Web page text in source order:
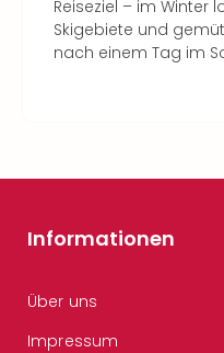
Reiseziel – im Winter
Skigebiete und
nach einem Tag im
Informationen
Über uns
Impressum